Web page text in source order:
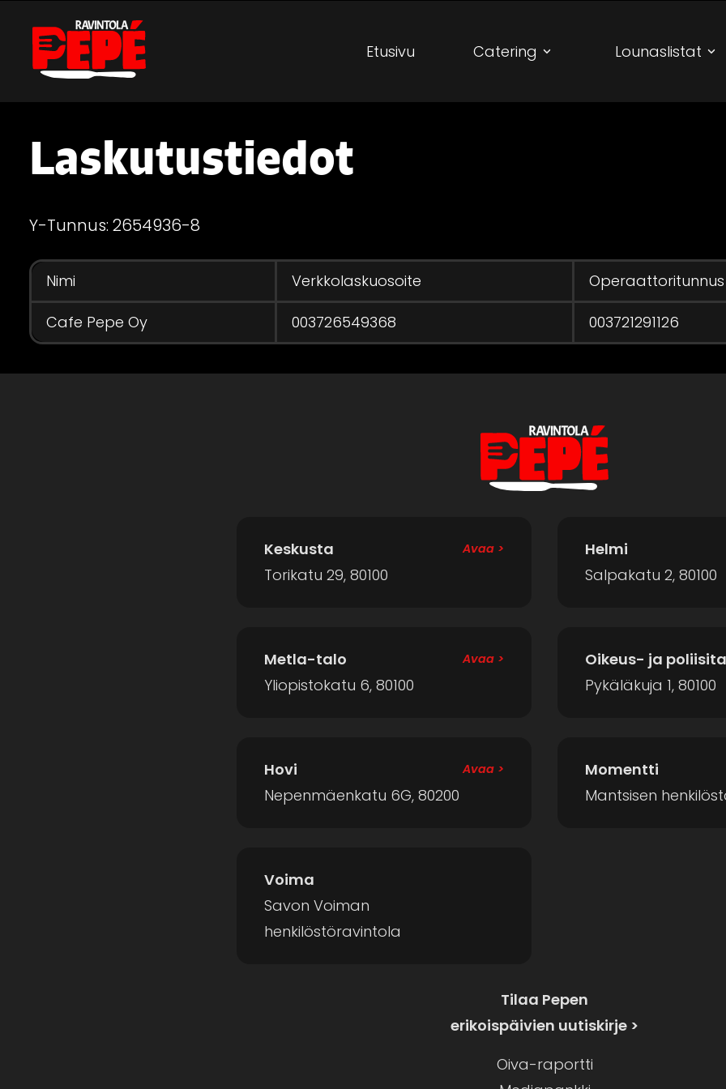
Etusivu Catering Lounaslistat
Laskutustiedot
Y-Tunnus: 2654936-8
Nimi Verkkolaskuosoite Operaattoritunnus
Cafe Pepe Oy 003726549368 003721291126
Keskusta
Torikatu 29, 80100
Avaa >
Helmi
Salpakatu 2, 80100
Metla-talo
Yliopistokatu 6, 80100
Avaa >
Oikeus- ja
Pykäläkuja 1, 80100
Hovi
Nepenmäenkatu 6G, 80200
Avaa >
Momentti
Mantsisen
Voima
Savon Voiman
henkilöstöravintola
Tilaa Pepen
erikoispäivien uutiskirje >
Oiva-raportti